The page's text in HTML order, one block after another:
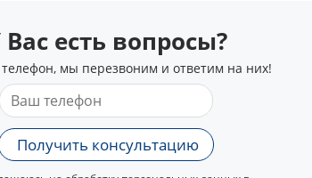
Вас есть вопросы?
телефон, мы перезвоним и ответим на них!
Получить консультацию